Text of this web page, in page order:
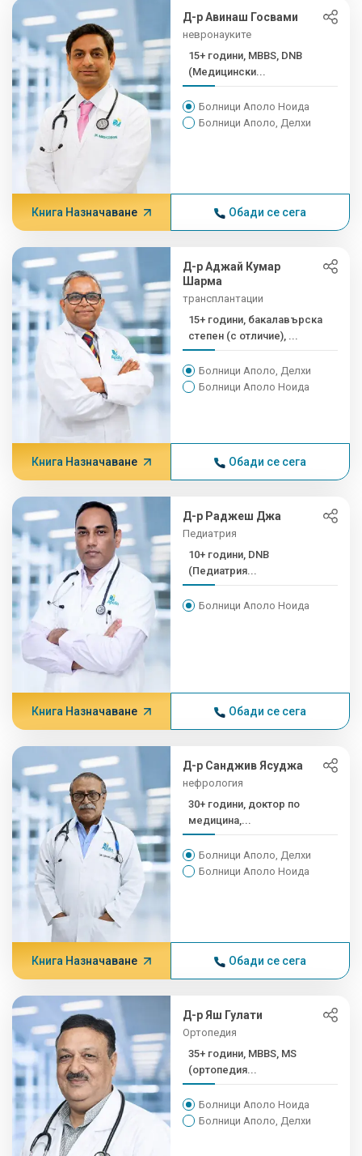
Д-р Авинаш Госвами
невронауките
15+ години, MBBS, DNB
(Медицински...
Болници Аполо Ноида
Болници Аполо, Делхи
Книга Назначаване Обади се сега
Д-р Аджай Кумар
Шарма
трансплантации
15+ години, бакалавърска
степен (с отличие), ...
Болници Аполо, Делхи
Болници Аполо Ноида
Книга Назначаване Обади се сега
Д-р Раджеш Джа
Педиатрия
10+ години, DNB
(Педиатрия...
Болници Аполо Ноида
Книга Назначаване Обади се сега
Д-р Санджив Ясуджа
нефрология
30+ години, доктор по
медицина,...
Болници Аполо, Делхи
Болници Аполо Ноида
Книга Назначаване Обади се сега
Д-р Яш Гулати
Ортопедия
35+ години, MBBS, MS
(ортопедия...
Болници Аполо Ноида
Болници Аполо, Делхи